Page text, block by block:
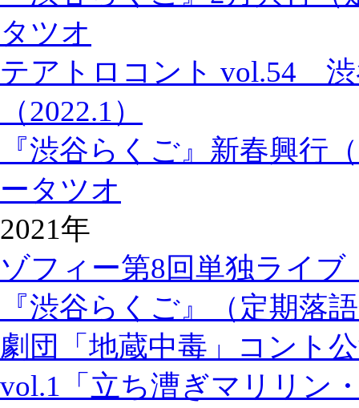
タツオ
テアトロコント vol.54
（2022.1）
『渋谷らくご』新春興行
ータツオ
2021年
ゾフィー第8回単独ライ
『渋谷らくご』（定期落
劇団「地蔵中毒」コント
vol.1「立ち漕ぎマリリン